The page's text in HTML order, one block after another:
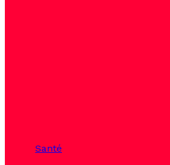
Santé